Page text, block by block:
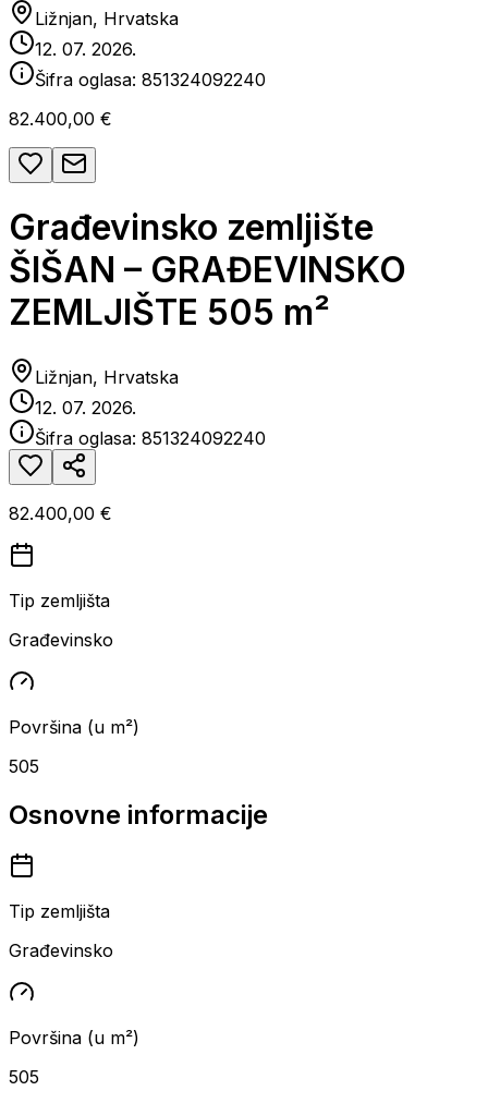
Ližnjan, Hrvatska
12. 07. 2026.
Šifra oglasa: 851324092240
82.400,00 €
Građevinsko zemljište
ŠIŠAN – GRAĐEVINSKO
ZEMLJIŠTE 505 m²
Ližnjan, Hrvatska
12. 07. 2026.
Šifra oglasa: 851324092240
82.400,00 €
Tip zemljišta
Građevinsko
Površina (u m²)
505
Osnovne informacije
Tip zemljišta
Građevinsko
Površina (u m²)
505